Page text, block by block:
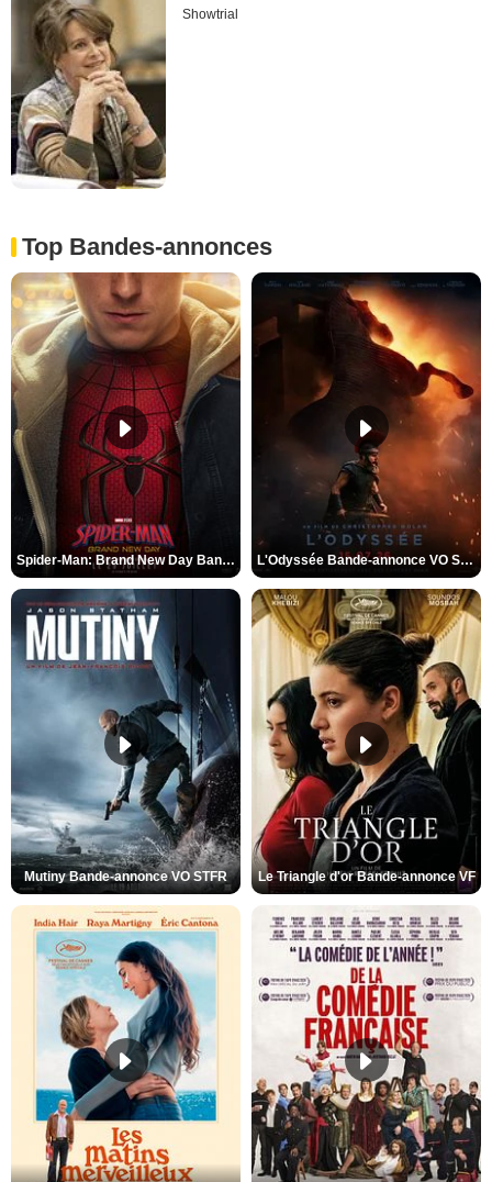
Showtrial
Top Bandes-annonces
Spider-Man: Brand New Day Bande-annonce VO STFR L'Odyssée Bande-annonce VO STFR
Mutiny Bande-annonce VO STFR Le Triangle d'or Bande-annonce VF